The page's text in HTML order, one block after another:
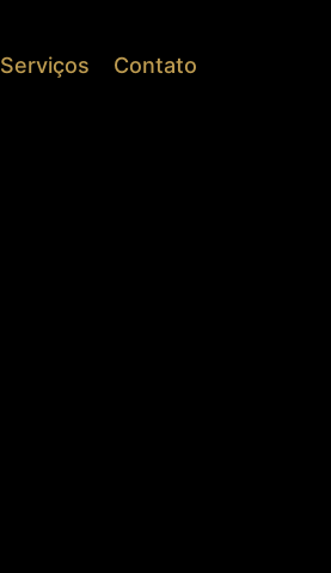
Serviços Contato